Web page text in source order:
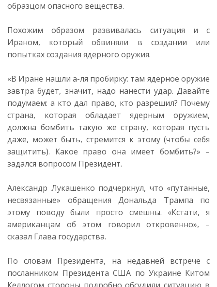
образцом опасного вещества.
Похожим образом развивалась ситуация и с
Ираном, который обвиняли в создании или
попытках создания ядерного оружия.
«В Иране нашли а-ля пробирку: там ядерное оружие
завтра будет, значит, надо нанести удар. Давайте
подумаем: а кто дал право, кто разрешил? Почему
страна, которая обладает ядерным оружием,
должна бомбить такую же страну, которая пусть
даже, может быть, стремится к этому (чтобы себя
защитить). Какое право она имеет бомбить?» –
задался вопросом Президент.
Александр Лукашенко подчеркнул, что «путанные,
несвязанные» обращения Дональда Трампа по
этому поводу были просто смешны. «Кстати, я
американцам об этом говорил откровенно», –
сказал Глава государства.
По словам Президента, на недавней встрече с
посланником Президента США по Украине Китом